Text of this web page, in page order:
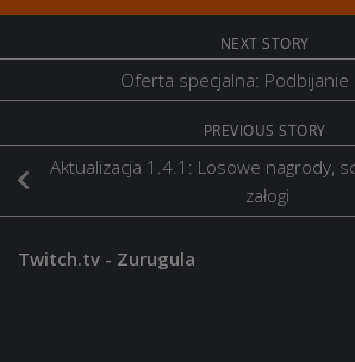
NEXT STORY
Oferta specjalna: Podbijanie
PREVIOUS STORY
Aktualizacja 1.4.1: Losowe nagrody,
załogi
Twitch.tv - Zurugula